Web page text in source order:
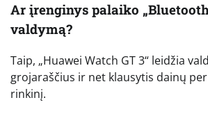
Ar įrenginys palaiko
valdymą?
Taip, „Huawei Watch GT 3“ leidžia
grojaraščius ir net klausytis dainų
rinkinį.